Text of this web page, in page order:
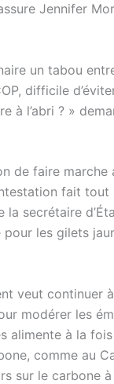
Jennifer
un tabou
difficile
à l’abri ? »
de faire marche
fait tout
la secrétaire
les gilets
veut continuer
modérer les
alimente à la
comme au
sur le carbone